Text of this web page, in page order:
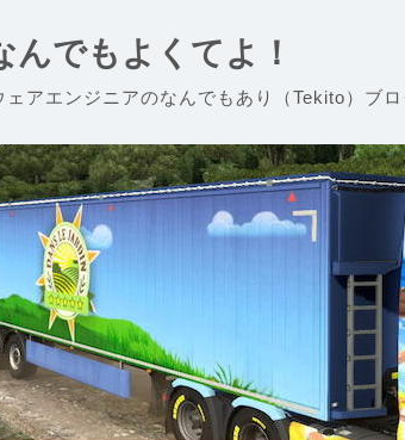
んでもよくてよ！
ェアエンジニアのなんでもあり（Tekito）ブ